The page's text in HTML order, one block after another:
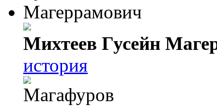
Михтеев Гусейн
история